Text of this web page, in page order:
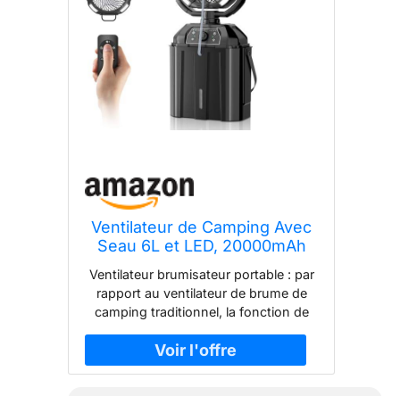
Ventilateur de Camping Avec
Seau 6L et LED, 20000mAh
Battery Portable Misting Fan,
3 Modes de Brumisation,
Oscillation Verticale 45°,
Ventilateur de Brumisation
pour le
Camping/Pêche/Voyage, Noir
Ventilateur brumisateur portable : par
rapport au ventilateur de brume de
camping traditionnel, la fonction de
sentir la brume d'eau fraîche sur votre
peau tout en soufflant le vent. La fine